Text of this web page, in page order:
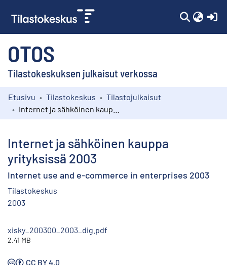
OTOS
Tilastokeskuksen julkaisut verkossa
Kokoelmat
Etusivu Tilastokeskus
Tilastojulkaisut
Internet ja sähköinen kauppa
yrityksissä 2003
Internet use and e-commerce in enterprises 2003
Tilastokeskus
2003
xisky_200300_2003_dig.pdf
2.41 MB
CC BY 4.0